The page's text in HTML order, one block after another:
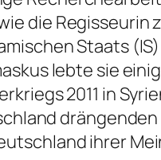
die Regisseurin
Staats (IS)
lebte sie
2011 in
ihrer